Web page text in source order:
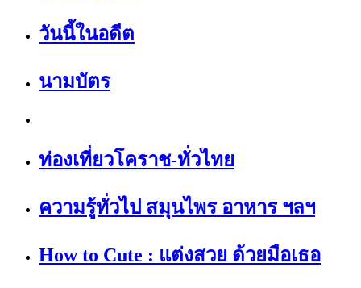
วันนี้ในอดีต
นามบัตร
ท่องเที่ยวโคราช-ทั่วไทย
ความรู้ทั่วไป สมุนไพร อาหาร ฯลฯ
How to Cute : แต่งสวย ด้วยมือเธอ